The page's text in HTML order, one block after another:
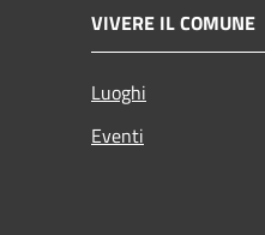
VIVERE IL COMUNE
Luoghi
Eventi